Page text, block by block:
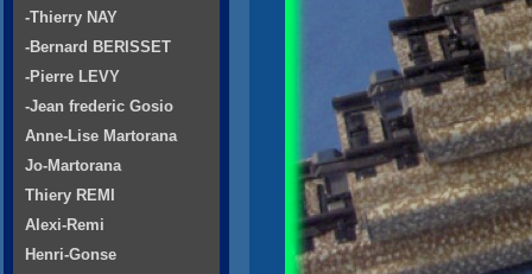
-Thierry NAY
-Bernard BERISSET
-Pierre LEVY
-Jean frederic Gosio
Anne-Lise Martorana
Jo-Martorana
Thiery REMI
Alexi-Remi
Henri-Gonse